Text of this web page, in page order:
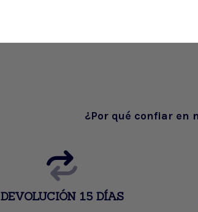
¿Por qué confiar en
DEVOLUCIÓN 15 DÍAS